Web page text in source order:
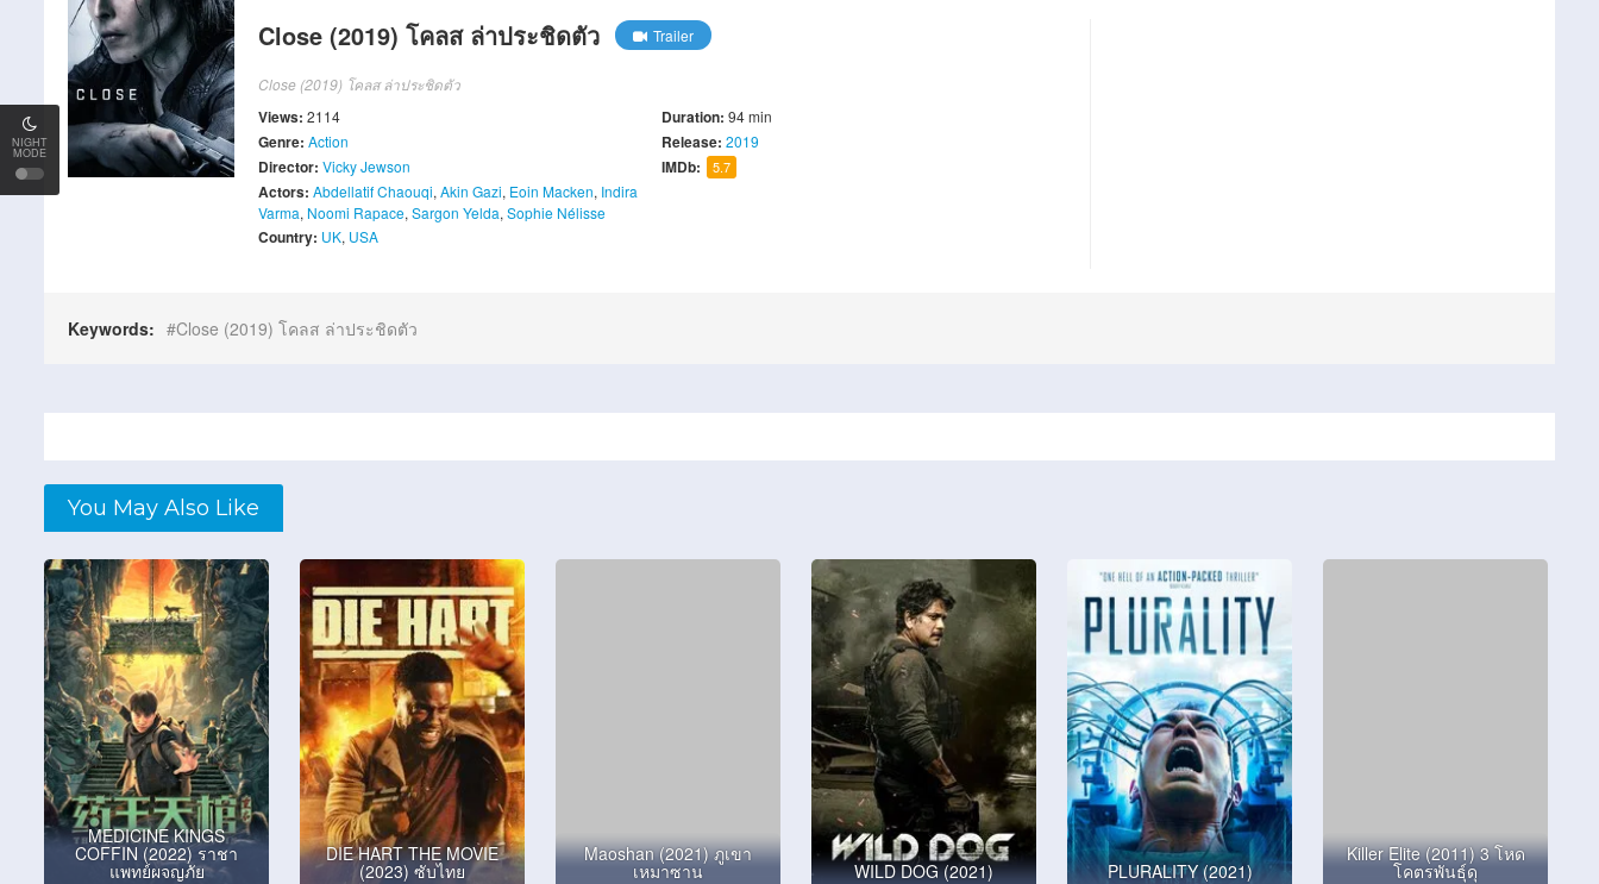
NIGHT
MODE
Close (2019) โคลส ล่าประชิดตัว Trailer
Close (2019) โคลส ล่าประชิดตัว
Views: 2114
Genre: Action
Director: Vicky Jewson
Actors: Abdellatif Chaouqi, Akin Gazi, Eoin Macken, Indira
Varma, Noomi Rapace, Sargon Yelda, Sophie Nélisse
Country: UK, USA
Duration: 94 min
Release:2019
IMDb: 5.7
Keywords: Close (2019) โคลส ล่าประชิดตัว
You May Also Like
MEDICINE KINGS
COFFIN (2022) ราชา
แพทย์ผจญภัย
DIE HART THE MOVIE
(2023) ซับไทย
Maoshan (2021) ภูเขา
เหมาซาน WILD DOG (2021) PLURALITY (2021)
Killer Elite (2011) 3 โหด
โคตรพันธุ์ดุ